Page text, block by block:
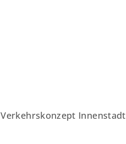
Verkehrskonzept Innenstadt